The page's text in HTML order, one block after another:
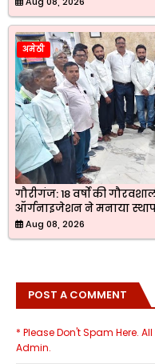
अमेठी
गौरीगंज: 18 वर्षों की
ऑर्गनाइजेशन ने मनाया
Aug 08, 2026
POST A COMMENT
* Please Don't Spam Here.
Admin.